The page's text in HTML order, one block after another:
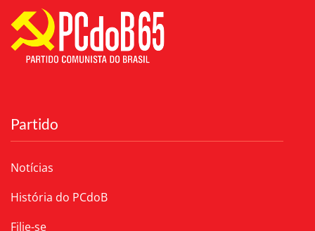
Partido
Notícias
História do PCdoB
Filie-se